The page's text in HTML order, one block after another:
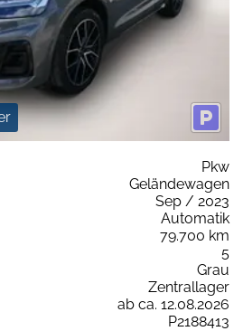
Pkw
Geländewagen
Sep / 2023
Automatik
79.700 km
5
Grau
Zentrallager
ab ca. 12.08.2026
P2188413